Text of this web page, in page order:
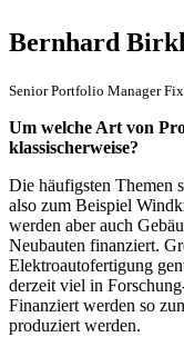
Bernhard
Senior Portfolio Manager
Um welche Art von
klassischerweise?
Die häufigsten Themen
also zum Beispiel
werden aber auch
Neubauten finanziert.
Elektroautofertigung
derzeit viel in
Finanziert werden so
produziert werden.